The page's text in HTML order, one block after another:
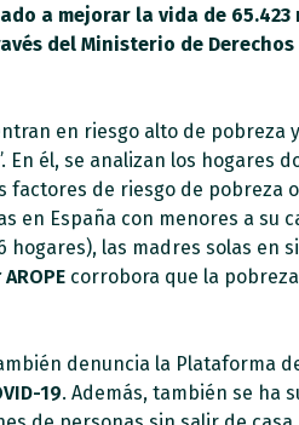
a mejorar la vida de
del Ministerio de Derechos
en riesgo alto de pobreza
En él, se analizan los hogares
de riesgo de pobreza
España con menores a su
las madres solas en
corrobora que la
denuncia la Plataforma
19. Además, también se ha